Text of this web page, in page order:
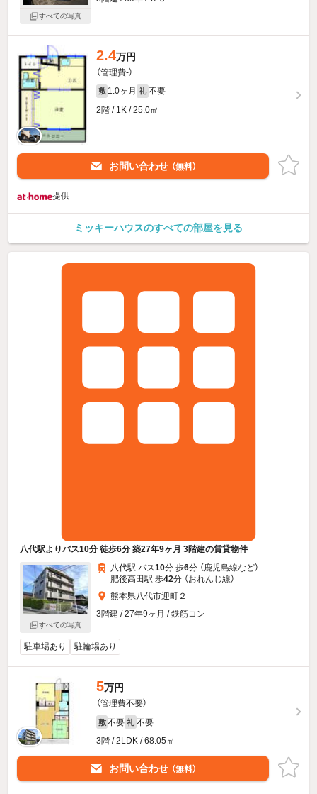
すべての写真
2.4万円
（管理費-）
敷 1.0ヶ月 礼 不要
2階 / 1K / 25.0㎡
お問い合わせ （無料）
提供
ミッキーハウスのすべての部屋を見る
八代駅よりバス10分 徒歩6分 築27年9ヶ月 3階建の賃貸物件
すべての写真
八代駅 バス10分 歩6分 （鹿児島線など）
肥後高田駅 歩42分 （おれんじ線）
熊本県八代市迎町２
3階建 / 27年9ヶ月 / 鉄筋コン
駐車場あり 駐輪場あり
5万円
（管理費不要）
敷 不要 礼 不要
3階 / 2LDK / 68.05㎡
お問い合わせ （無料）